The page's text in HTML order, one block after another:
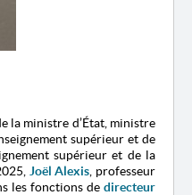
la ministre d’État, ministre
supérieur et de
supérieur et de la
Joël Alexis , professeur
les fonctions de directeur